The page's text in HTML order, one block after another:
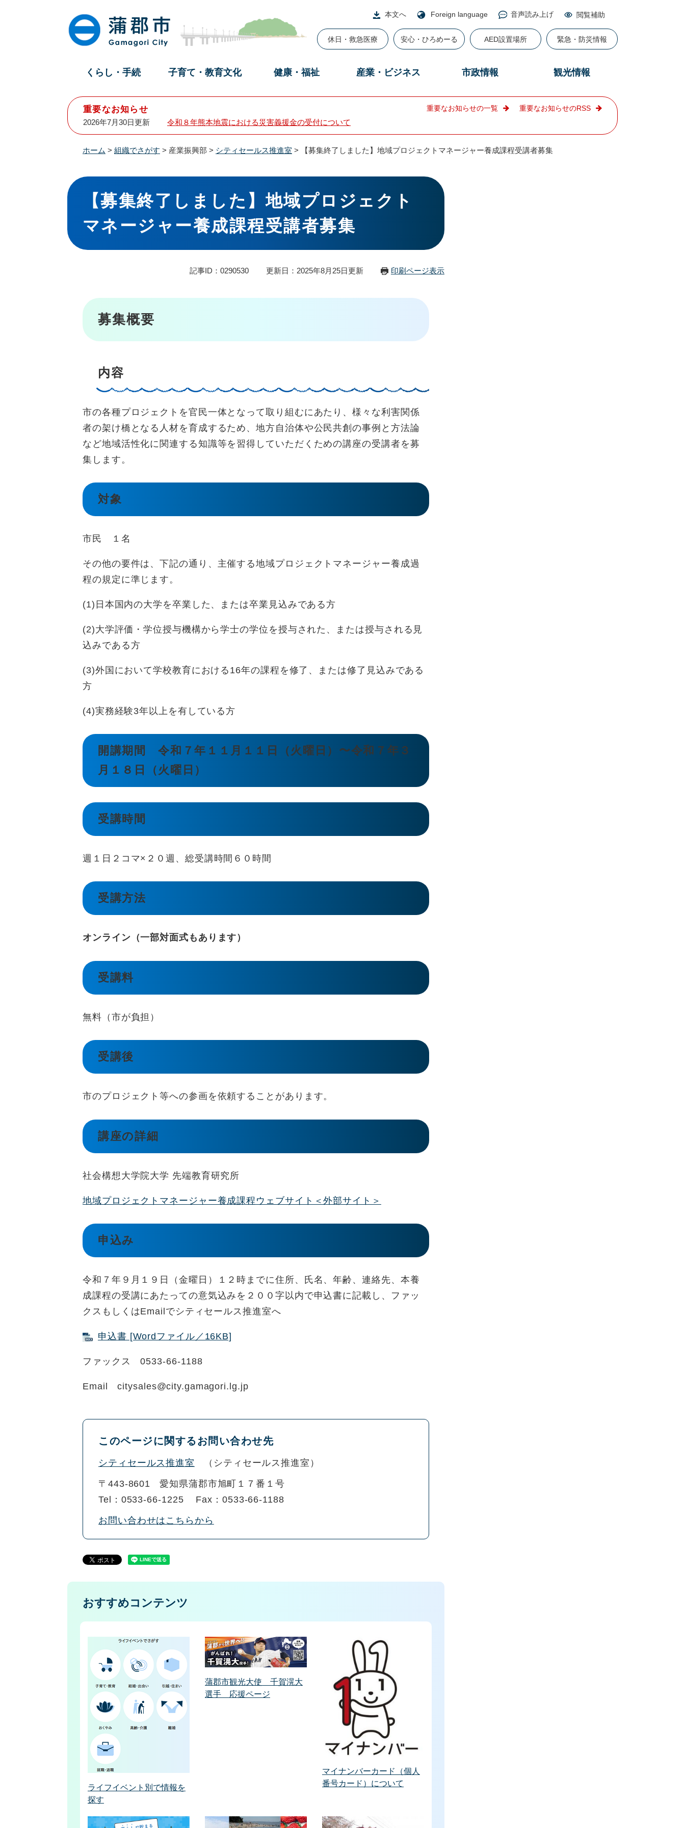
本文へ Foreign language 音声読み上げ 閲覧補助
休日・救急医療 安心・ひろめーる AED設置場所 緊急・防災情報
くらし・手続 子育て・教育文化 健康・福祉 産業・ビジネス 市政情報 観光情報
重要なお知らせ
2026年7月30日更新 令和８年熊本地震における災害義援金の受付について
重要なお知らせの一覧 重要なお知らせのRSS
ホーム > 組織でさがす > 産業振興部 > シティセールス推進室 > 【募集終了しました】地域プロジェクトマネージャー養成課程受講者募集
本
文
【募集終了しました】地域プロジェクト
マネージャー養成課程受講者募集
記事ID：0290530 更新日：2025年8月25日更新 印刷ページ表示
募集概要
内容
市の各種プロジェクトを官民一体となって取り組むにあたり、様々な利害関係
者の架け橋となる人材を育成するため、地方自治体や公民共創の事例と方法論
など地域活性化に関連する知識等を習得していただくための講座の受講者を募
集します。
対象
市民 １名
その他の要件は、下記の通り、主催する地域プロジェクトマネージャー養成過
程の規定に準じます。
(1)日本国内の大学を卒業した、または卒業見込みである方
(2)大学評価・学位授与機構から学士の学位を授与された、または授与される見
込みである方
(3)外国において学校教育における16年の課程を修了、または修了見込みである
方
(4)実務経験3年以上を有している方
開講期間令和７年１１月１１日（火曜日）〜令和７年３
月１８日（火曜日）
受講時間
週１日２コマ×２０週、総受講時間６０時間
受講方法
オンライン（一部対面式もあります）
受講料
無料（市が負担）
受講後
市のプロジェクト等への参画を依頼することがあります。
講座の詳細
社会構想大学院大学 先端教育研究所
地域プロジェクトマネージャー養成課程ウェブサイト＜外部サイト＞
申込み
令和７年９月１９日（金曜日）１２時までに住所、氏名、年齢、連絡先、本養
成課程の受講にあたっての意気込みを２００字以内で申込書に記載し、ファッ
クスもしくはEmailでシティセールス推進室へ
申込書 [Wordファイル／16KB]
ファックス 0533-66-1188
Email citysales@city.gamagori.lg.jp
このページに関するお問い合わせ先
シティセールス推進室 シティセールス推進室
〒443-8601
愛知県蒲郡市旭町１７番１号
Tel：0533-66-1225
Fax：0533-66-1188
お問い合わせはこちらから
おすすめコンテンツ
ライフイベント別で情報を
探す
蒲郡市観光大使 千賀滉大
選手 応援ページ
マイナンバーカード（個人
番号カード）について